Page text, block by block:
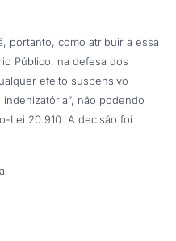
portanto, como atribuir a essa
Público, na defesa dos
efeito suspensivo
não podendo
Lei 20.910. A decisão foi